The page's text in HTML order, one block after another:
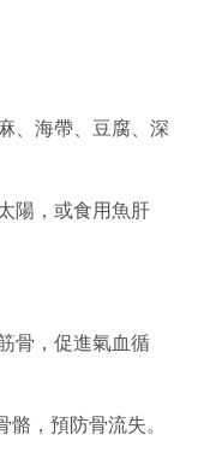
、海帶、豆腐、深
陽，或食用魚肝
骨，促進氣血循
，預防骨流失。